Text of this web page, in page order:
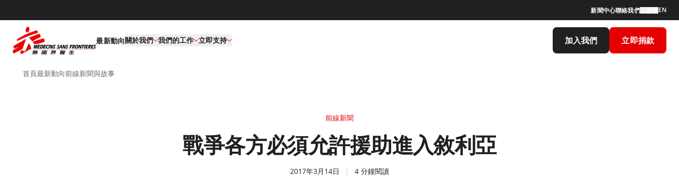
新聞中心聯絡我們 EN
最新動向關於我們 我們的工作​ 立即支持 加入我們 立即捐款
首頁最新動向前線新聞與故事
前線新聞
戰爭各方必須允許援助進入敘利亞
2017年3月14日 4 分鐘閱讀